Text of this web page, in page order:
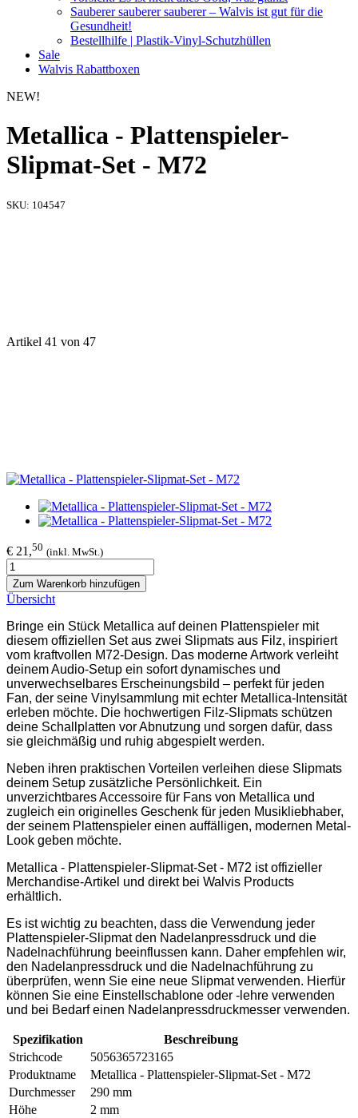
Sauberer sauberer sauberer – Walvis ist gut für die
Gesundheit!
Bestellhilfe | Plastik-Vinyl-Schutzhüllen
Sale
Walvis Rabattboxen
NEW!
Metallica - Plattenspieler-
Slipmat-Set - M72
SKU: 104547
Artikel 41 von 47
€ 21,50 (inkl. MwSt.)
Zum Warenkorb hinzufügen
Übersicht
Bringe ein Stück Metallica auf deinen Plattenspieler mit
diesem offiziellen Set aus zwei Slipmats aus Filz, inspiriert
vom kraftvollen M72-Design. Das moderne Artwork verleiht
deinem Audio-Setup ein sofort dynamisches und
unverwechselbares Erscheinungsbild – perfekt für jeden
Fan, der seine Vinylsammlung mit echter Metallica-Intensität
erleben möchte. Die hochwertigen Filz-Slipmats schützen
deine Schallplatten vor Abnutzung und sorgen dafür, dass
sie gleichmäßig und ruhig abgespielt werden.
Neben ihren praktischen Vorteilen verleihen diese Slipmats
deinem Setup zusätzliche Persönlichkeit. Ein
unverzichtbares Accessoire für Fans von Metallica und
zugleich ein originelles Geschenk für jeden Musikliebhaber,
der seinem Plattenspieler einen auffälligen, modernen Metal-
Look geben möchte.
Metallica - Plattenspieler-Slipmat-Set - M72 ist offizieller
Merchandise-Artikel und direkt bei Walvis Products
erhältlich.
Es ist wichtig zu beachten, dass die Verwendung jeder
Plattenspieler-Slipmat den Nadelanpressdruck und die
Nadelnachführung beeinflussen kann. Daher empfehlen wir,
den Nadelanpressdruck und die Nadelnachführung zu
überprüfen, wenn Sie eine neue Slipmat verwenden. Hierfür
können Sie eine Einstellschablone oder -lehre verwenden
und bei Bedarf einen Nadelanpressdruckmesser verwenden.
Spezifikation
Beschreibung
Strichcode
5056365723165
Produktname
Metallica - Plattenspieler-Slipmat-Set - M72
Durchmesser
290 mm
Höhe
2 mm